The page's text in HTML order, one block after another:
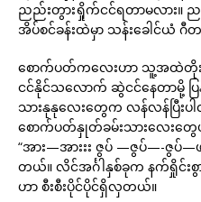
ညည်းတွားရှိုက်ငင်ရတာမလား
အိပ်စင်ခန်းထဲမှာ သန်းခေါင်ယံ ဂီတ
စောက်ပတ်ကလေးဟာ သူ့အထဲတို
ငင်နိုင်သလောက် ဆွဲငင်နေတာမို့
သားနုနုလေးတွေက လန်လန်ပြီးပ
စောက်ပတ်နှုတ်ခမ်းသားလေးတွ
“အား—အားးး ဇွပ် —ဇွပ်—-ဇွပ်—
တယ်။ လိင်အင်္ဂါနှစ်ခုက နက်ရှိုင်း
ဟာ စီးစီးပိုင်ပိုင်ရှိလှတယ်။